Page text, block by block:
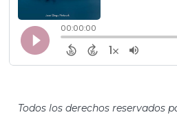
Todos los derechos reservados